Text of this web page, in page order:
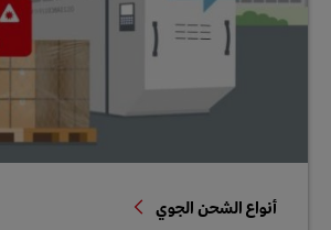
أنواع الشحن الجوي